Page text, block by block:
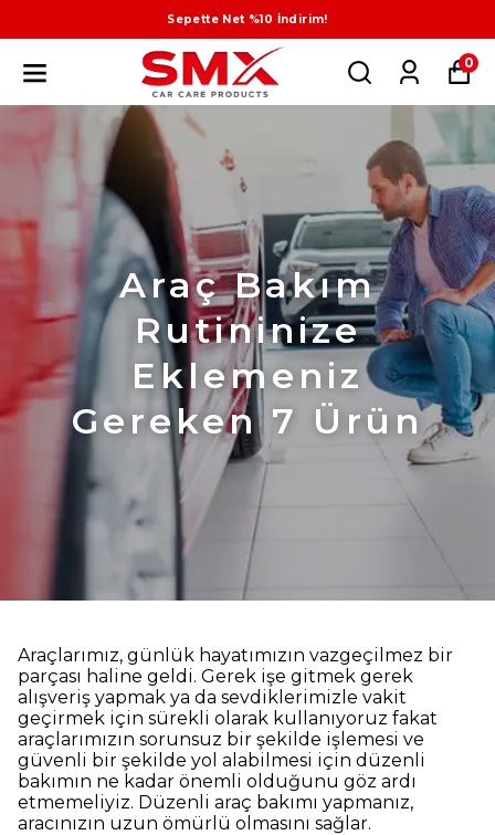
Sepette Net %10 İndirim!
0
Araç Bakım
Rutininize
Eklemeniz
Gereken 7 Ürün
Araçlarımız, günlük hayatımızın vazgeçilmez bir
parçası haline geldi. Gerek işe gitmek gerek
alışveriş yapmak ya da sevdiklerimizle vakit
geçirmek için sürekli olarak kullanıyoruz fakat
araçlarımızın sorunsuz bir şekilde işlemesi ve
güvenli bir şekilde yol alabilmesi için düzenli
bakımın ne kadar önemli olduğunu göz ardı
etmemeliyiz. Düzenli araç bakımı yapmanız,
aracınızın uzun ömürlü olmasını sağlar.